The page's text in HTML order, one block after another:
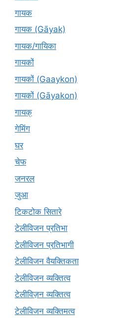
गायक
गायक (Gāyak)
गायक/गायिका
गायकों
गायकों (Gaaykon)
गायकों (Gāyakon)
गायक्
गेमिंग
घर
चेफ
जनरल
जुआ
टिकटोक सितारे
टेलीविजन प्रतिभा
टेलीविजन प्रतिभागी
टेलीविजन वैयक्तिकता
टेलीविजन व्यक्तित्व
टेलीविज़न व्यक्तित्व
टेलीविजन व्यक्तिमत्व